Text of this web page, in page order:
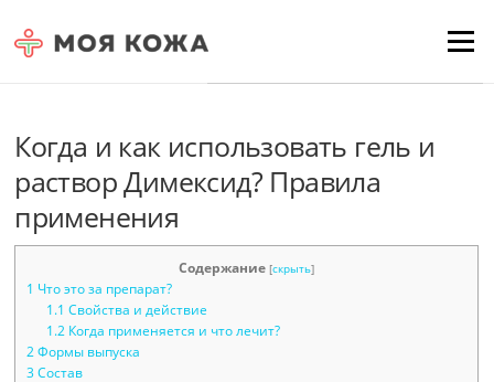
Menu
Когда и как использовать гель и
раствор Димексид? Правила
применения
Содержание [скрыть]
1 Что это за препарат?
1.1 Свойства и действие
1.2Когда применяется и что лечит?
2 Формы выпуска
3 Состав
Для любых предложений по